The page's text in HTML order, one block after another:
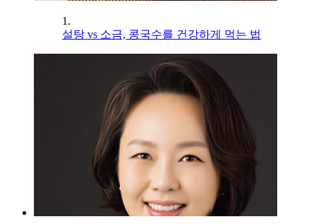
1.
설탕 vs 소금, 콩국수를 건강하게 먹는 법